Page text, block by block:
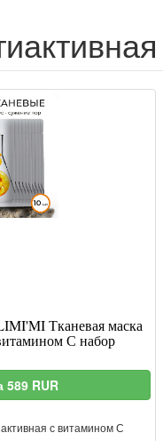
Тканевая маска
С набор
589 RUR
с витамином С